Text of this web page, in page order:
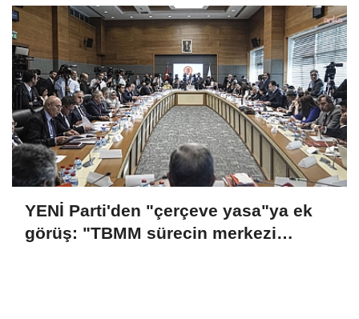
YENİ Parti'den "çerçeve yasa"ya ek
görüş: "TBMM sürecin merkezi